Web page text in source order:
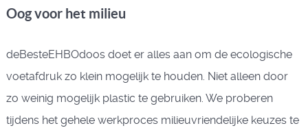
Oog voor het milieu
deBesteEHBOdoos doet er alles aan om de ecologische
voetafdruk zo klein mogelijk te houden. Niet alleen door
zo weinig mogelijk plastic te gebruiken. We proberen
tijdens het gehele werkproces milieuvriendelijke keuzes te